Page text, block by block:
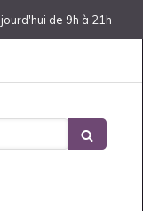
de 9h à 21h